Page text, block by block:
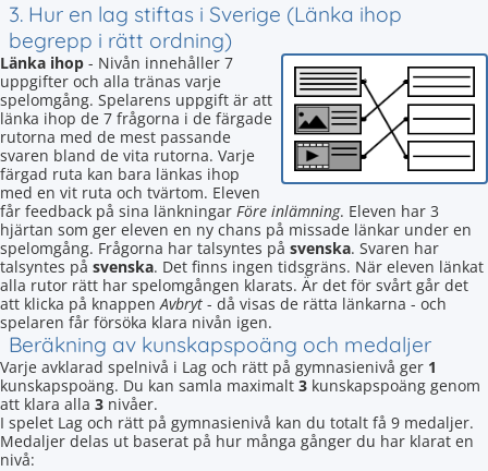
3. Hur en lag stiftas i Sverige (Länka ihop
begrepp i rätt ordning)
Länka ihop - Nivån innehåller 7
uppgifter och alla tränas varje
spelomgång. Spelarens uppgift är att
länka ihop de 7 frågorna i de färgade
rutorna med de mest passande
svaren bland de vita rutorna. Varje
färgad ruta kan bara länkas ihop
med en vit ruta och tvärtom. Eleven
får feedback på sina länkningar Före inlämning. Eleven har 3
hjärtan som ger eleven en ny chans på missade länkar under en
spelomgång. Frågorna har talsyntes på svenska. Svaren har
talsyntes på svenska. Det finns ingen tidsgräns. När eleven länkat
alla rutor rätt har spelomgången klarats. Är det för svårt går det
att klicka på knappenAvbryt - då visas de rätta länkarna - och
spelaren får försöka klara nivån igen.
Beräkning av kunskapspoäng och medaljer
Varje avklarad spelnivå i Lag och rätt på gymnasienivå ger 1
kunskapspoäng. Du kan samla maximalt 3 kunskapspoäng genom
att klara alla 3 nivåer.
I spelet Lag och rätt på gymnasienivå kan du totalt få 9 medaljer.
Medaljer delas ut baserat på hur många gånger du har klarat en
nivå: